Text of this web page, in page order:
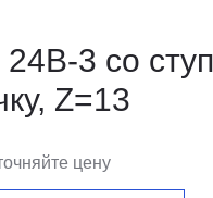
24B-3 со
Z=13
цену